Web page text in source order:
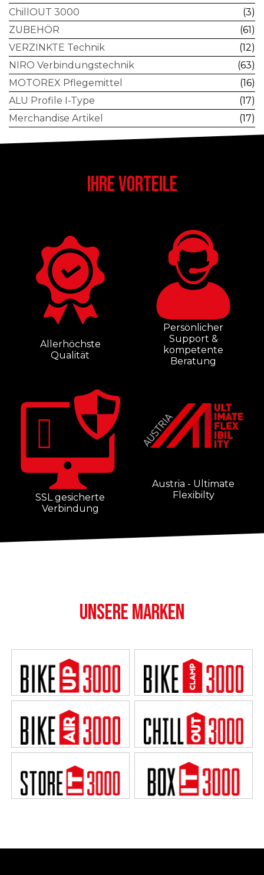
ChillOUT 3000
(3)
ZUBEHÖR
(61)
VERZINKTE Technik
(12)
NIRO Verbindungstechnik
(63)
MOTOREX Pflegemittel
(16)
ALU Profile I-Type
(17)
Merchandise Artikel
(17)
IHRE VORTEILE
Allerhöchste
Qualität
Persönlicher
Support &
kompetente
Beratung
SSL gesicherte
Verbindung
Austria - Ultimate
Flexibilty
UNSERE MARKEN